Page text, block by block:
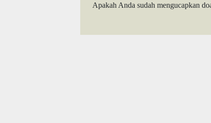
Apakah Anda sudah mengucapkan